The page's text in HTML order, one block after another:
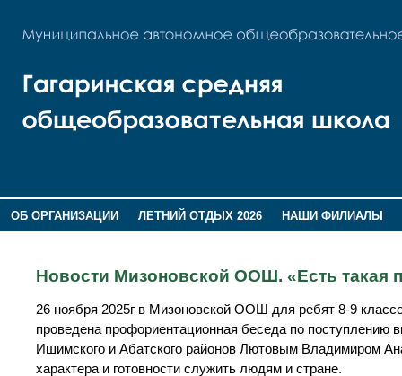
ОБ ОРГАНИЗАЦИИ ЛЕТНИЙ ОТДЫХ 2026
НАШИ ФИЛИАЛЫ
Новости Мизоновской ООШ. «Есть такая
26 ноября 2025г в Мизоновской ООШ для ребят 8-9
проведена профориентационная беседа по
Ишимского и Абатского районов Лютовым Владимиром
характера и готовности служить людям и стране.